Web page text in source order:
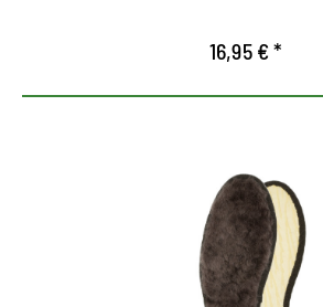
16,95 € *
Cómoda suela de
Inserto de piel de cordero con